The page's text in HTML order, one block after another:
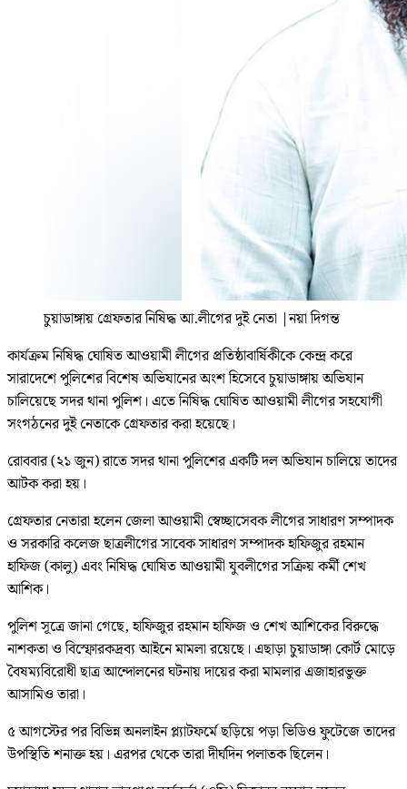
চুয়াডাঙ্গায় গ্রেফতার নিষিদ্ধ আ.লীগের দুই নেতা |নয়া দিগন্ত
কার্যক্রম নিষিদ্ধ ঘোষিত আওয়ামী লীগের প্রতিষ্ঠাবার্ষিকীকে কেন্দ্র করে
সারাদেশে পুলিশের বিশেষ অভিযানের অংশ হিসেবে চুয়াডাঙ্গায় অভিযান
চালিয়েছে সদর থানা পুলিশ। এতে নিষিদ্ধ ঘোষিত আওয়ামী লীগের সহযোগী
সংগঠনের দুই নেতাকে গ্রেফতার করা হয়েছে।
রোববার (২১ জুন) রাতে সদর থানা পুলিশের একটি দল অভিযান চালিয়ে তাদের
আটক করা হয়।
গ্রেফতার নেতারা হলেন জেলা আওয়ামী স্বেচ্ছাসেবক লীগের সাধারণ সম্পাদক
ও সরকারি কলেজ ছাত্রলীগের সাবেক সাধারণ সম্পাদক হাফিজুর রহমান
হাফিজ (কালু) এবং নিষিদ্ধ ঘোষিত আওয়ামী যুবলীগের সক্রিয় কর্মী শেখ
আশিক।
পুলিশ সূত্রে জানা গেছে, হাফিজুর রহমান হাফিজ ও শেখ আশিকের বিরুদ্ধে
নাশকতা ও বিস্ফোরকদ্রব্য আইনে মামলা রয়েছে। এছাড়া চুয়াডাঙ্গা কোর্ট মোড়ে
বৈষম্যবিরোধী ছাত্র আন্দোলনের ঘটনায় দায়ের করা মামলার এজাহারভুক্ত
আসামিও তারা।
৫ আগস্টের পর বিভিন্ন অনলাইন প্ল্যাটফর্মে ছড়িয়ে পড়া ভিডিও ফুটেজে তাদের
উপস্থিতি শনাক্ত হয়। এরপর থেকে তারা দীর্ঘদিন পলাতক ছিলেন।